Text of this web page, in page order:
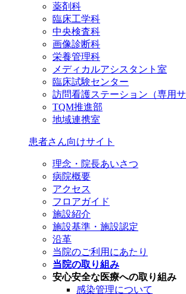
薬剤科
臨床工学科
中央検査科
画像診断科
栄養管理科
メディカルアシスタント室
臨床試験センター
訪問看護ステーション（専用サ
TQM推進部
地域連携室
患者さん向けサイト
理念・院長あいさつ
病院概要
アクセス
フロアガイド
施設紹介
施設基準・施設認定
沿革
当院のご利用にあたり
当院の取り組み
安心安全な医療への取り組み
感染管理について